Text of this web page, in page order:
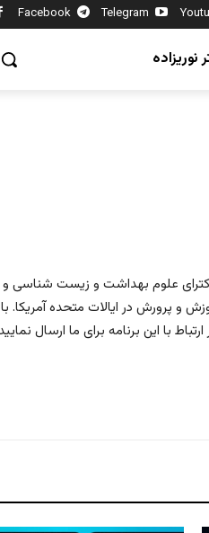
Facebook Telegram
(دکترای علوم بهداشت و زیست شناسی و
و پرورش در ایالات متحده آمریکا. با